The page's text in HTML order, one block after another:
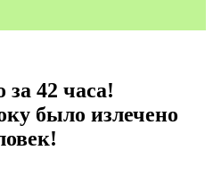
за 42 часа!
было излечено